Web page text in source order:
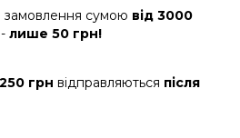
сумою від 3000
лише 50 грн!
грн відправляються після